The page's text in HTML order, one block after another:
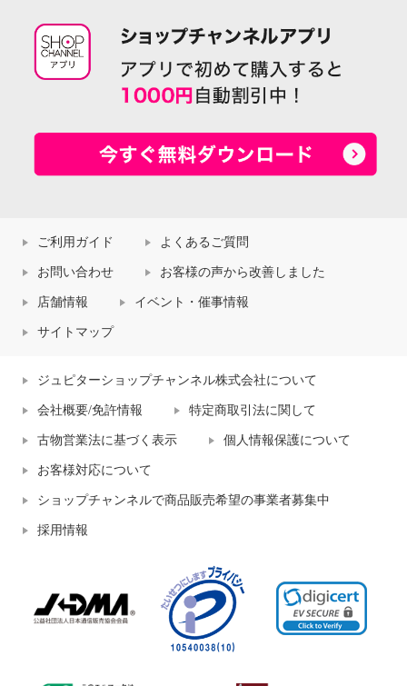
ご利用ガイド よくあるご質問
お問い合わせ お客様の声から改善しました
店舗情報 イベント・催事情報
サイトマップ
ジュピターショップチャンネル株式会社について
会社概要/免許情報 特定商取引法に関して
古物営業法に基づく表示 個人情報保護について
お客様対応について
ショップチャンネルで商品販売希望の事業者募集中
採用情報